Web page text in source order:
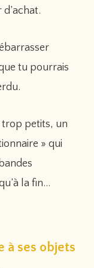
tu pourrais
trop petits, un
» qui
la fin…
à ses objets